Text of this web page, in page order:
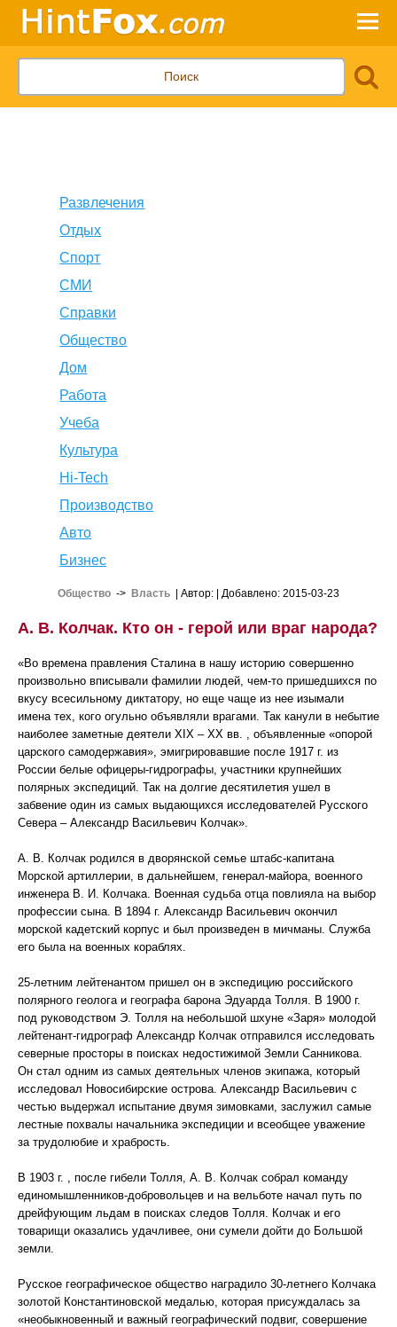
Развлечения
Отдых
Спорт
СМИ
Справки
Общество
Дом
Работа
Учеба
Культура
Hi-Tech
Производство
Авто
Бизнес
Общество -> Власть | Автор: | Добавлено: 2015-03-23
А. В. Колчак. Кто он - герой или враг народа?
«Во времена правления Сталина в нашу историю совершенно
произвольно вписывали фамилии людей, чем-то пришедшихся по
вкусу всесильному диктатору, но еще чаще из нее изымали
имена тех, кого огульно объявляли врагами. Так канули в небытие
наиболее заметные деятели XIX – XX вв. , объявленные «опорой
царского самодержавия», эмигрировавшие после 1917 г. из
России белые офицеры-гидрографы, участники крупнейших
полярных экспедиций. Так на долгие десятилетия ушел в
забвение один из самых выдающихся исследователей Русского
Севера – Александр Васильевич Колчак».
А. В. Колчак родился в дворянской семье штабс-капитана
Морской артиллерии, в дальнейшем, генерал-майора, военного
инженера В. И. Колчака. Военная судьба отца повлияла на выбор
профессии сына. В 1894 г. Александр Васильевич окончил
морской кадетский корпус и был произведен в мичманы. Служба
его была на военных кораблях.
25-летним лейтенантом пришел он в экспедицию российского
полярного геолога и географа барона Эдуарда Толля. В 1900 г.
под руководством Э. Толля на небольшой шхуне «Заря» молодой
лейтенант-гидрограф Александр Колчак отправился исследовать
северные просторы в поисках недостижимой Земли Санникова.
Он стал одним из самых деятельных членов экипажа, который
исследовал Новосибирские острова. Александр Васильевич с
честью выдержал испытание двумя зимовками, заслужил самые
лестные похвалы начальника экспедиции и всеобщее уважение
за трудолюбие и храбрость.
В 1903 г. , после гибели Толля, А. В. Колчак собрал команду
единомышленников-добровольцев и на вельботе начал путь по
дрейфующим льдам в поисках следов Толля. Колчак и его
товарищи оказались удачливее, они сумели дойти до Большой
земли.
Русское географическое общество наградило 30-летнего Колчака
золотой Константиновской медалью, которая присуждалась за
«необыкновенный и важный географический подвиг, совершение